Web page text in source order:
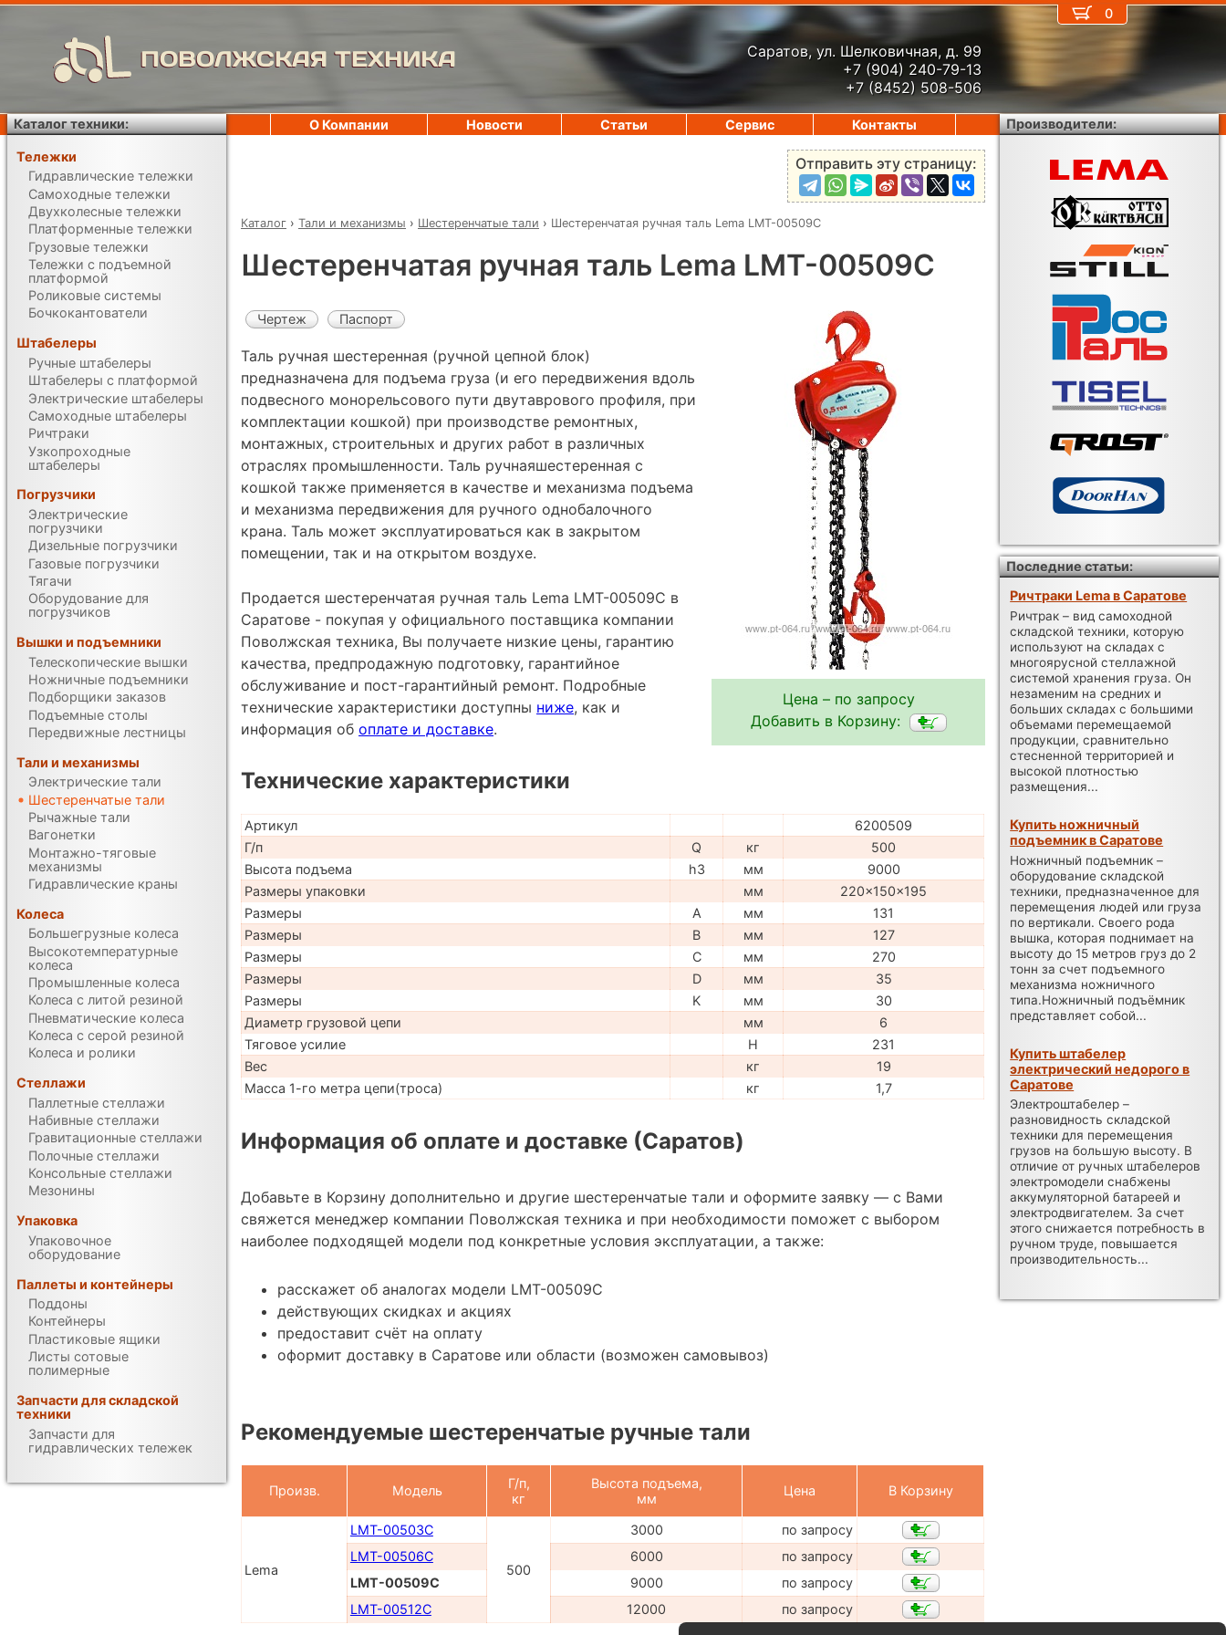
ПОВОЛЖСКАЯ ТЕХНИКА
Саратов, ул. Шелковичная, д. 99
+7 (904) 240-79-13
+7 (8452) 508-506
Отправить эту страницу:
Каталог › Тали и механизмы › Шестеренчатые тали › Шестеренчатая ручная таль Lema LMT-00509C
Шестеренчатая ручная таль Lema LMT-00509C
Цена – по запросу
Добавить в Корзину:
Чертеж Паспорт
Таль ручная шестеренная (ручной цепной блок)
предназначена для подъема груза (и его передвижения вдоль
подвесного монорельсового пути двутаврового профиля, при
комплектации кошкой) при производстве ремонтных,
монтажных, строительных и других работ в различных
отраслях промышленности. Таль ручнаяшестеренная с
кошкой также применяется в качестве и механизма подъема
и механизма передвижения для ручного однобалочного
крана. Таль может эксплуатироваться как в закрытом
помещении, так и на открытом воздухе.
Продается шестеренчатая ручная таль Lema LMT-00509C в
Саратове - покупая у официального поставщика компании
Поволжская техника, Вы получаете низкие цены, гарантию
качества, предпродажную подготовку, гарантийное
обслуживание и пост-гарантийный ремонт. Подробные
технические характеристики доступны ниже, как и
информация об оплате и доставке.
Технические характеристики
Артикул
6200509
Г/п
Q кг
500
Высота подъема
h3 мм
9000
Размеры упаковки
мм
220x150x195
Размеры
A мм
131
Размеры
B мм
127
Размеры
C мм
270
Размеры
D мм
35
Размеры
K мм
30
Диаметр грузовой цепи
мм
6
Тяговое усилие
H
231
Вес
кг
19
Масса 1-го метра цепи(троса)
кг 1,7
Информация об оплате и доставке (Саратов)
Добавьте в Корзину дополнительно и другие шестеренчатые тали и оформите заявку — с Вами
свяжется менеджер компании Поволжская техника и при необходимости поможет с выбором
наиболее подходящей модели под конкретные условия эксплуатации, а также:
расскажет об аналогах модели LMT-00509C
действующих скидках и акциях
предоставит счёт на оплату
оформит доставку в Саратове или области (возможен самовывоз)
Рекомендуемые шестеренчатые ручные тали
Произв. Модель
Г/п,
кг
Высота подъема,
мм
Цена В Корзину
Lema
LMT-00503C
500
3000
по запросу
LMT-00506C
6000
по запросу
LMT-00509C
9000
по запросу
LMT-00512C
12000 по запросу
0
О Компании Новости Статьи Сервис Контакты
Каталог техники:
Тележки
Гидравлические тележки
Самоходные тележки
Двухколесные тележки
Платформенные тележки
Грузовые тележки
Тележки с подъемной
платформой
Роликовые системы
Бочкокантователи
Штабелеры
Ручные штабелеры
Штабелеры с платформой
Электрические штабелеры
Самоходные штабелеры
Ричтраки
Узкопроходные
штабелеры
Погрузчики
Электрические
погрузчики
Дизельные погрузчики
Газовые погрузчики
Тягачи
Оборудование для
погрузчиков
Вышки и подъемники
Телескопические вышки
Ножничные подъемники
Подборщики заказов
Подъемные столы
Передвижные лестницы
Тали и механизмы
Электрические тали
Шестеренчатые тали
Рычажные тали
Вагонетки
Монтажно-тяговые
механизмы
Гидравлические краны
Колеса
Большегрузные колеса
Высокотемпературные
колеса
Промышленные колеса
Колеса с литой резиной
Пневматические колеса
Колеса с серой резиной
Колеса и ролики
Стеллажи
Паллетные стеллажи
Набивные стеллажи
Гравитационные стеллажи
Полочные стеллажи
Консольные стеллажи
Мезонины
Упаковка
Упаковочное
оборудование
Паллеты и контейнеры
Поддоны
Контейнеры
Пластиковые ящики
Листы сотовые
полимерные
Запчасти для складской
техники
Запчасти для
гидравлических тележек
Производители:
Последние статьи:
Ричтраки Lema в Саратове
Ричтрак – вид самоходной
складской техники, которую
используют на складах с
многоярусной стеллажной
системой хранения груза. Он
незаменим на средних и
больших складах с большими
объемами перемещаемой
продукции, сравнительно
стесненной территорией и
высокой плотностью
размещения...
Купить ножничный
подъемник в Саратове
Ножничный подъемник –
оборудование складской
техники, предназначенное для
перемещения людей или груза
по вертикали. Своего рода
вышка, которая поднимает на
высоту до 15 метров груз до 2
тонн за счет подъемного
механизма ножничного
типа.Ножничный подъёмник
представляет собой...
Купить штабелер
электрический недорого в
Саратове
Электроштабелер –
разновидность складской
техники для перемещения
грузов на большую высоту. В
отличие от ручных штабелеров
электромодели снабжены
аккумуляторной батареей и
электродвигателем. За счет
этого снижается потребность в
ручном труде, повышается
производительность...